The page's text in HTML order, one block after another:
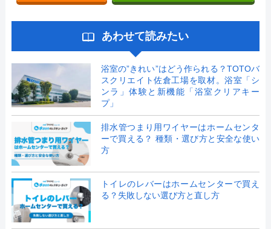
あわせて読みたい
浴室の”きれい”はどう作られる？TOTOバ
スクリエイト佐倉工場を取材。浴室「シ
ンラ」体験と新機能「浴室クリアキー
プ」
排水管つまり用ワイヤーはホームセンタ
ーで買える？ 種類・選び方と安全な使い
方
トイレのレバーはホームセンターで買え
る？失敗しない選び方と直し方